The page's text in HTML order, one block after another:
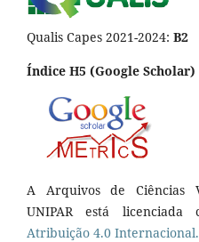
Qualis Capes 2021-2024: B2
Índice H5 (Google Scholar)
A Arquivos de Ciências
UNIPAR está
Atribuição 4.0 Internacional.